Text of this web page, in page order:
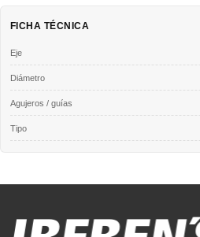
FICHA TÉCNICA
Eje
Diámetro
Agujeros / guías
Tipo